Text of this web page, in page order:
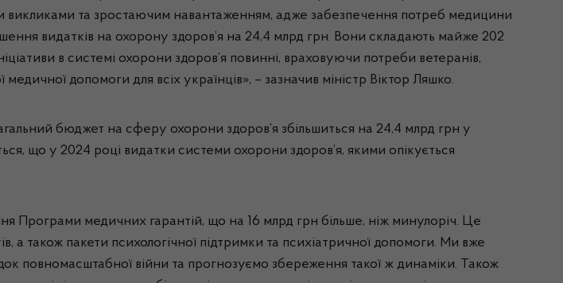
викликами та зростаючим навантаженням, адже забезпечення потреб медицини
видатків на охорону здоров’я на 24,4 млрд грн. Вони складають майже 202
в системі охорони здоров’я повинні, враховуючи потреби ветеранів,
допомоги для всіх українців», – зазначив міністр Віктор Ляшко.
бюджет на сферу охорони здоров’я збільшиться на 24,4 млрд грн у
що у 2024 році видатки системи охорони здоров’я, якими опікується
медичних гарантій, що на 16 млрд грн більше, ніж минулоріч. Це
а також пакети психологічної підтримки та психіатричної допомоги. Ми вже
повномасштабної війни та прогнозуємо збереження такої ж динаміки. Також